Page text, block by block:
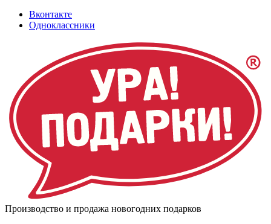
Вконтакте
Одноклассники
Производство и продажа новогодних подарков